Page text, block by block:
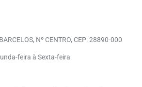
Nº CENTRO, CEP: 28890-000
feira à Sexta-feira